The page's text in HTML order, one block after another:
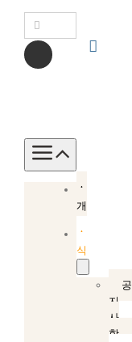
Toggle
Navigation
소
개
소
식
공
지
사
항